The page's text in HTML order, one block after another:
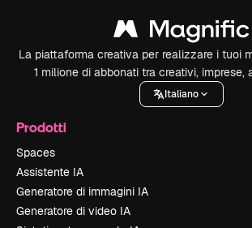
La piattaforma creativa per realizzare i tuoi
1 milione di abbonati tra creativi, imprese,
Italiano
Prodotti
Spaces
Assistente IA
Generatore di immagini IA
Generatore di video IA